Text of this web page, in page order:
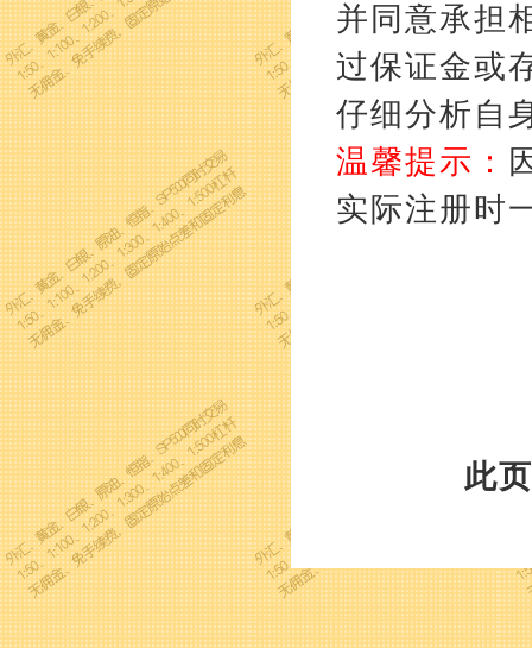
并同意承担
过保证金或
仔细分析自
温馨提示：
实际注册时
此